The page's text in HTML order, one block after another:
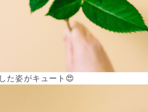
でお届けするサービスではありません。好
ご注文いただけます。
リアはありますか？
エリアへの配送には対応しておりませ
ミングで発送しているため、お届け日の
受け取り時間帯は、発送後にクロネコヤ
更可能です。
た姿がキュート😍